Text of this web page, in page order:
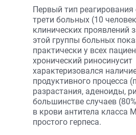
Первый тип реагирования
трети больных (10
клинических проявлений
этой группы больных
практически у всех
хронический риносинусит
характеризовался
продуктивного процесса
разрастания, аденоиды,
большинстве случаев
в крови антитела класса
простого герпеса.